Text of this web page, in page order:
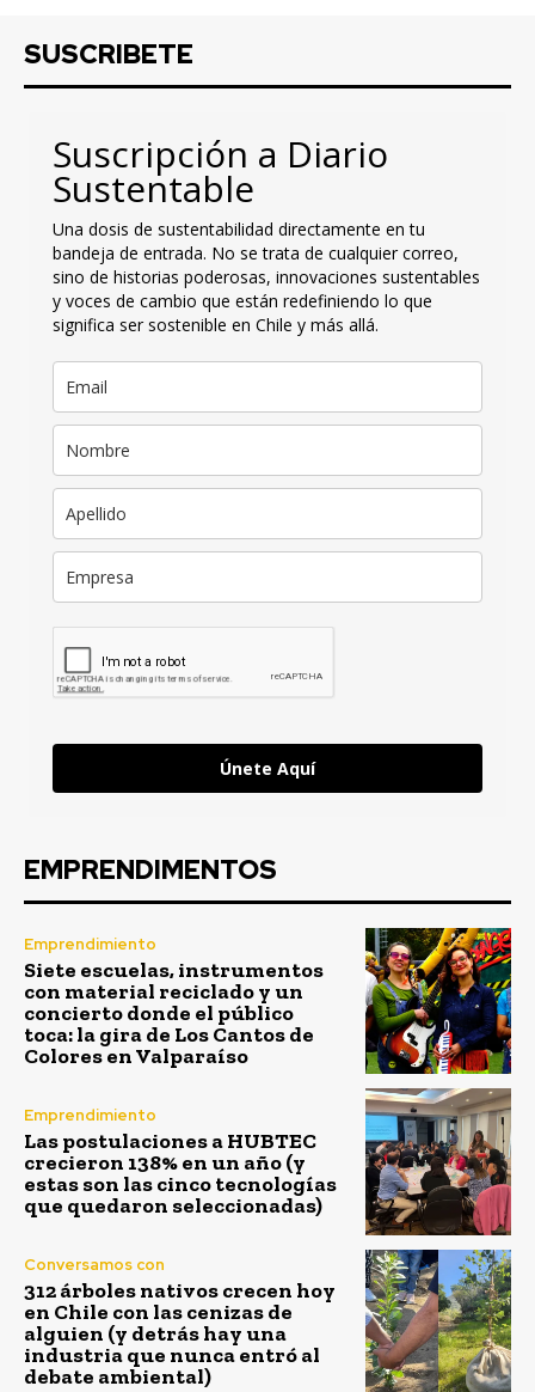
SUSCRIBETE
Suscripción a Diario
Sustentable
Una dosis de sustentabilidad directamente en tu
bandeja de entrada. No se trata de cualquier correo,
sino de historias poderosas, innovaciones sustentables
y voces de cambio que están redefiniendo lo que
significa ser sostenible en Chile y más allá.
Únete Aquí
EMPRENDIMENTOS
Emprendimiento
Siete escuelas, instrumentos
con material reciclado y un
concierto donde el público
toca: la gira de Los Cantos de
Colores en Valparaíso
Emprendimiento
Las postulaciones a HUBTEC
crecieron 138% en un año (y
estas son las cinco tecnologías
que quedaron seleccionadas)
Conversamos con
312 árboles nativos crecen hoy
en Chile con las cenizas de
alguien (y detrás hay una
industria que nunca entró al
debate ambiental)